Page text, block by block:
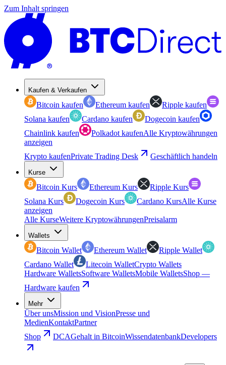
Zum Inhalt springen
Kaufen & Verkaufen
Bitcoin kaufen Ethereum kaufen
Ripple kaufen
Solana kaufen
Cardano kaufen
Dogecoin kaufen
Chainlink kaufen
Polkadot kaufenAlle Kryptowährungen
anzeigen
Krypto kaufenPrivate Trading Desk Geschäftlich handeln
Kurse
Bitcoin Kurs Ethereum Kurs
Ripple Kurs
Solana Kurs
Dogecoin Kurs Cardano KursAlle Kurse
anzeigen
Alle KurseWeitere KryptowährungenPreisalarm
Wallets
Bitcoin Wallet Ethereum Wallet
Ripple Wallet
Cardano Wallet
Litecoin WalletCrypto Wallets
Hardware WalletsSoftware WalletsMobile WalletsShop —
Hardware kaufen
Mehr
Über unsMission und VisionPresse und
MedienKontaktPartner
Shop
DCAGehalt in BitcoinWissendatenbankDevelopers